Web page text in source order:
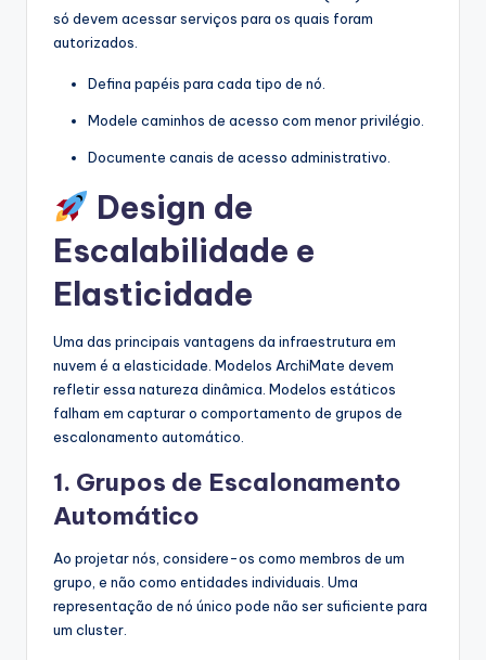
só devem acessar serviços para os quais foram
autorizados.
Defina papéis para cada tipo de nó.
Modele caminhos de acesso com menor privilégio.
Documente canais de acesso administrativo.
Design de
Escalabilidade e
Elasticidade
Uma das principais vantagens da infraestrutura em
nuvem é a elasticidade. Modelos ArchiMate devem
refletir essa natureza dinâmica. Modelos estáticos
falham em capturar o comportamento de grupos de
escalonamento automático.
1. Grupos de Escalonamento
Automático
Ao projetar nós, considere-os como membros de um
grupo, e não como entidades individuais. Uma
representação de nó único pode não ser suficiente para
um cluster.